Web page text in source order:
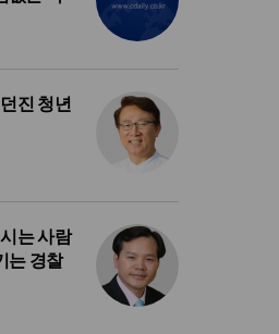
진 청년
는 사람
는 경찰